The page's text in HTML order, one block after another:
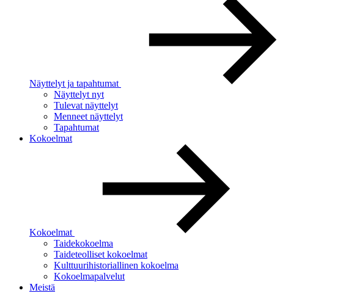
Näyttelyt ja tapahtumat
Näyttelyt nyt
Tulevat näyttelyt
Menneet näyttelyt
Tapahtumat
Kokoelmat
Kokoelmat
Taidekokoelma
Taideteolliset kokoelmat
Kulttuurihistoriallinen kokoelma
Kokoelmapalvelut
Meistä